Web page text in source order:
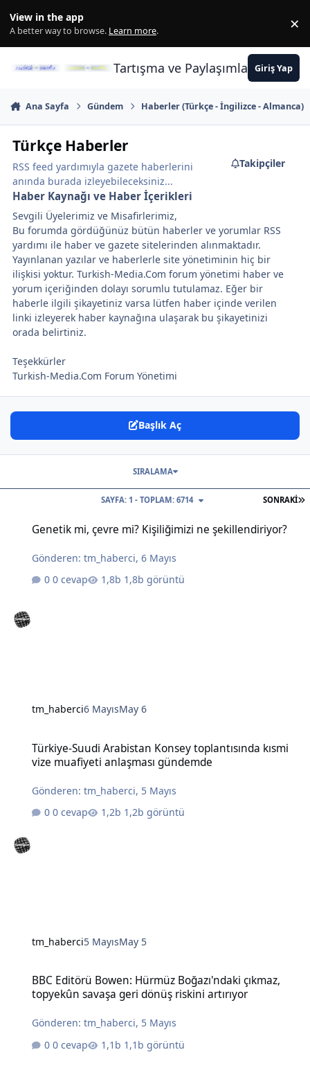
View in the app
A better way to browse. Learn more. ×
Tartışma ve PaylaşımlarınGiriş Yap
Ana Sayfa Gündem Haberler (Türkçe - İngilizce - Almanca)
Türkçe Haberler
RSS feed yardımıyla gazete haberlerini
anında burada izleyebileceksiniz...
Takipçiler
Haber Kaynağı ve Haber İçerikleri
Sevgili Üyelerimiz ve Misafirlerimiz,
Bu forumda gördüğünüz bütün haberler ve yorumlar RSS
yardımı ile haber ve gazete sitelerinden alınmaktadır.
Yayınlanan yazılar ve haberlerle site yönetiminin hiç bir
ilişkisi yoktur. Turkish-Media.Com forum yönetimi haber ve
yorum içeriğinden dolayı sorumlu tutulamaz. Eğer bir
haberle ilgili şikayetiniz varsa lütfen haber içinde verilen
linki izleyerek haber kaynağına ulaşarak bu şikayetinizi
orada belirtiniz.
Teşekkürler
Turkish-Media.Com Forum Yönetimi
Başlık Aç
SONRAKI
SAYFA: 1 - TOPLAM: 6714
SIRALAMA
Genetik mi, çevre mi? Kişiliğimizi ne şekillendiriyor?
Gönderen:tm_haberci,6 Mayıs
0 cevap
1,8b görüntü
tm_haberci6 MayısMay 6
Türkiye-Suudi Arabistan Konsey toplantısında kısmi
vize muafiyeti anlaşması gündemde
Gönderen:tm_haberci, 5 Mayıs
0 cevap
1,2b görüntü
tm_haberci5 MayısMay 5
BBC Editörü Bowen: Hürmüz Boğazı'ndaki çıkmaz,
topyekûn savaşa geri dönüş riskini artırıyor
Gönderen:tm_haberci, 5 Mayıs
0 cevap
1,1b görüntü